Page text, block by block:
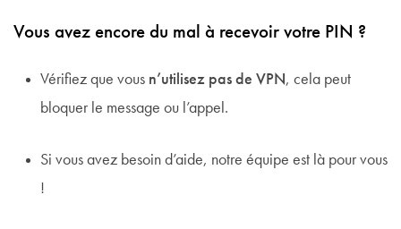
Vous avez encore du mal à recevoir votre PIN ?
Vérifiez que vous n’utilisez pas de VPN, cela peut
bloquer le message ou l’appel.
Si vous avez besoin d’aide, notre équipe est là pour vous
!